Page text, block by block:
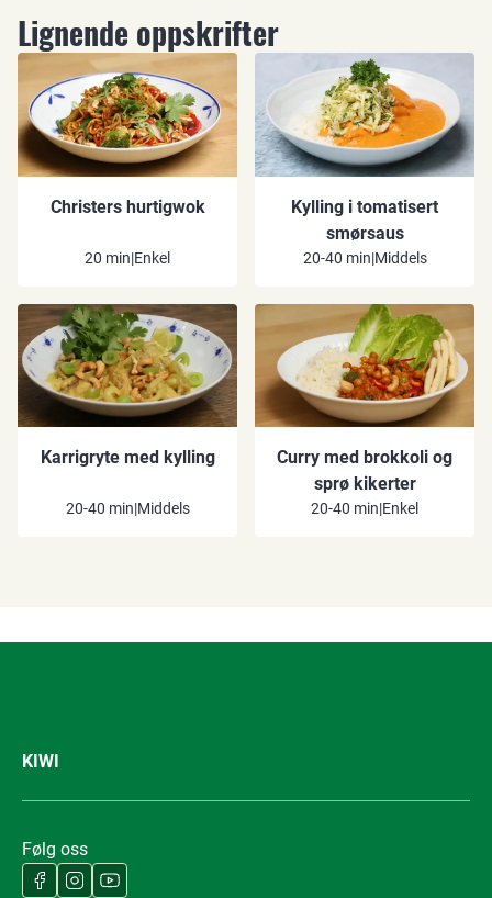
Lignende oppskrifter
Christers hurtigwok
20 min|Enkel
Kylling i tomatisert
smørsaus
20-40 min|Middels
Karrigryte med kylling
20-40 min|Middels
Curry med brokkoli og
sprø kikerter
20-40 min|Enkel
KIWI
Følg oss